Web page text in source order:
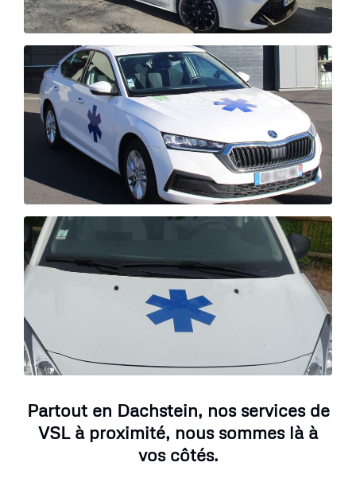
Partout en Dachstein, nos services de
VSL à proximité, nous sommes là à
vos côtés.